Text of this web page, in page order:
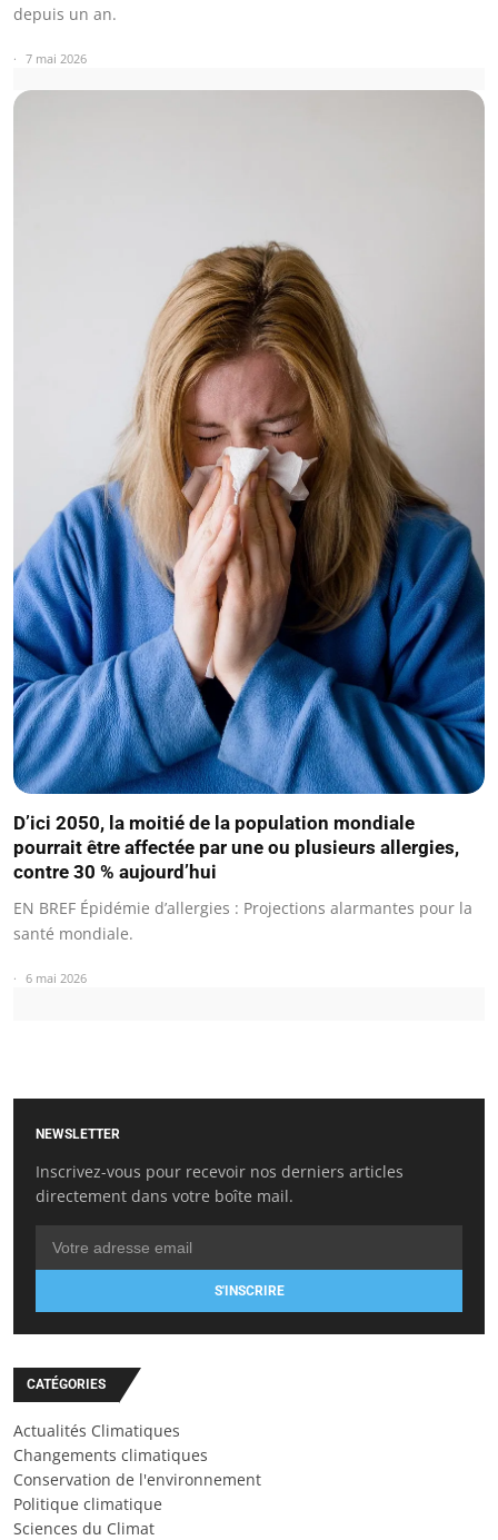
depuis un an.
7 mai 2026
D’ici 2050, la moitié de la population mondiale
pourrait être affectée par une ou plusieurs allergies,
contre 30 % aujourd’hui
EN BREF Épidémie d’allergies : Projections alarmantes pour la
santé mondiale.
6 mai 2026
NEWSLETTER
Inscrivez-vous pour recevoir nos derniers articles
directement dans votre boîte mail.
S'INSCRIRE
CATÉGORIES
Actualités Climatiques
Changements climatiques
Conservation de l'environnement
Politique climatique
Sciences du Climat